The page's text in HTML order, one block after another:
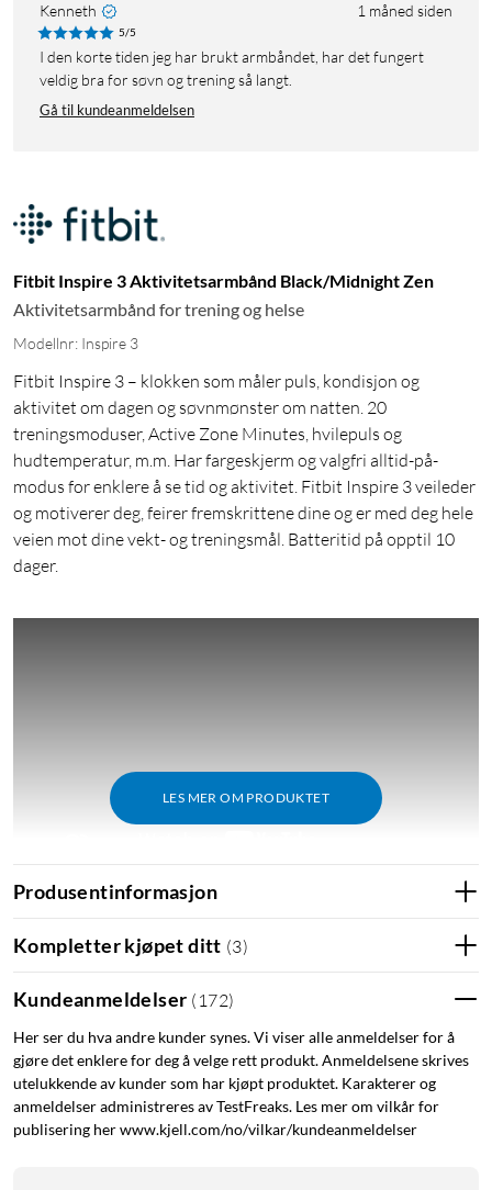
Kenneth 1 måned siden
5/5
I den korte tiden jeg har brukt armbåndet, har det fungert
veldig bra for søvn og trening så langt.
Gå til kundeanmeldelsen
Fitbit Inspire 3 Aktivitetsarmbånd Black/Midnight Zen
Aktivitetsarmbånd for trening og helse
Modellnr: Inspire 3
Fitbit Inspire 3 – klokken som måler puls, kondisjon og
aktivitet om dagen og søvnmønster om natten. 20
treningsmoduser, Active Zone Minutes, hvilepuls og
hudtemperatur, m.m. Har fargeskjerm og valgfri alltid-på-
modus for enklere å se tid og aktivitet. Fitbit Inspire 3 veileder
og motiverer deg, feirer fremskrittene dine og er med deg hele
veien mot dine vekt- og treningsmål. Batteritid på opptil 10
dager.
LES MER OM PRODUKTET
Prøveperiode på Fitbit Premium
6 måneder Fitbit Premium inngår ved kjøp av
aktiveres sammen med enheten. Krever gyldig
betalingsmiddel. Prøveperioden må aktiveres innen 60 dager
etter at enheten er aktivert. Bare for nye Premium-brukere.
Les mer om Fitbit Premium her:Fitbit.com/premium
Produsentinformasjon
Kompletter kjøpet ditt (3)
Kundeanmeldelser ( 172)
Her ser du hva andre kunder synes. Vi viser alle anmeldelser for å
gjøre det enklere for deg å velge rett produkt. Anmeldelsene skrives
utelukkende av kunder som har kjøpt produktet. Karakterer og
anmeldelser administreres av TestFreaks. Les mer om vilkår for
publisering her www.kjell.com/no/vilkar/kundeanmeldelser